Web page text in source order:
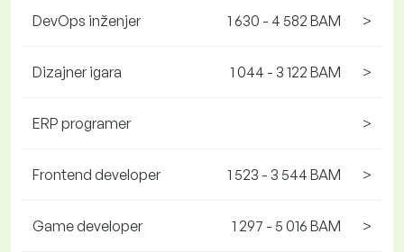
DevOps inženjer 1 630 - 4 582 BAM >
Dizajner igara 1 044 - 3 122 BAM >
ERP programer >
Frontend developer 1 523 - 3 544 BAM >
Game developer 1 297 - 5 016 BAM >